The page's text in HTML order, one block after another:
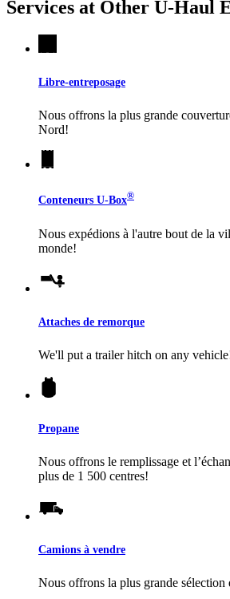
Services at Other U-Haul
Libre-entreposage
Nous offrons la plus grande
Nord!
Conteneurs U-Box®
Nous expédions à l'autre bout de la
monde!
Attaches de remorque
We'll put a trailer hitch on any
Propane
Nous offrons le remplissage et
plus de 1 500 centres!
Camions à vendre
Nous offrons la plus grande sélection